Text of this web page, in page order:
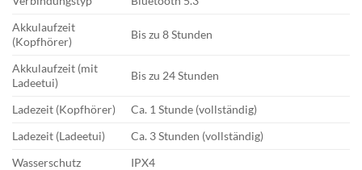
Akkulaufzeit
(Kopfhörer)
Bis zu 8 Stunden
Akkulaufzeit (mit
Ladeetui)
Bis zu 24 Stunden
Ladezeit (Kopfhörer)
Ca. 1 Stunde (vollständig)
Ladezeit (Ladeetui)
Ca. 3 Stunden (vollständig)
Wasserschutz
IPX4